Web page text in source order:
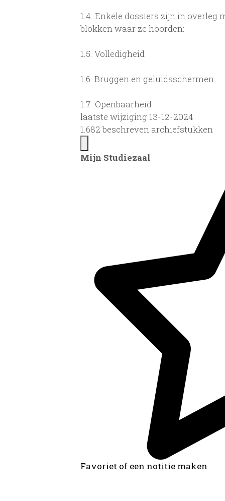
1.4. Enkele dossiers zijn in overleg
blokken waar ze hoorden:
1.5. Volledigheid
1.6. Bruggen en geluidsschermen
1.7. Openbaarheid
laatste wijziging 13-12-2024
1.682 beschreven archiefstukken
Mijn Studiezaal
Favoriet of een notitie maken